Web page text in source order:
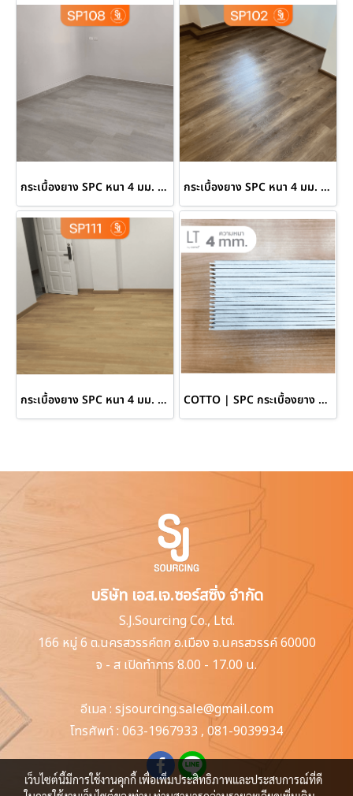
กระเบื้องยาง SPC หนา 4 มม. สี Grey กระเบื้องยาง SPC หนา 4 มม. สี Dark Oak
กระเบื้องยาง SPC หนา 4 มม. สี Brown Oak COTTO | SPC กระเบื้องยาง ความหนา 4 mm.
บริษัท เอส.เจ.ซอร์สซิ่ง จำกัด
S.J.Sourcing Co., Ltd.
166 หมู่ 6 ต.นครสวรรค์ตกอ.เมือง จ.นครสวรรค์ 60000
จ - ส เปิดทำการ 8.00 - 17.00 น.
อีเมล : sjsourcing.sale@gmail.com
โทรศัพท์ : 063-1967933 , 081-9039934
เว็บไซต์นี้มีการใช้งานคุกกี้ เพื่อเพิ่มประสิทธิภาพและประสบการณ์ที่ดี